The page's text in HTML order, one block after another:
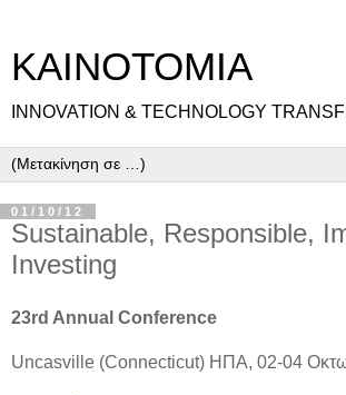
ΚΑΙΝΟΤΟΜΙΑ
INNOVATION & TECHNOLOGY
01/10/12
Sustainable, Responsible,
Investing
23rd Annual Conference
Uncasville (Connecticut) ΗΠΑ, 02-04